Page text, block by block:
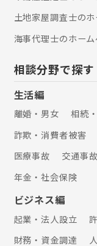
土地家屋調査士の
海事代理士のホー
相談分野で探す
生活編
離婚・男女 相続
詐欺・消費者被害
医療事故
交通事故
年金・社会保険
ビジネス編
起業・法人設立
財務・資金調達